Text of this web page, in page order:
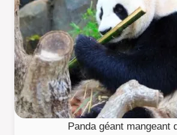
Panda géant mangeant